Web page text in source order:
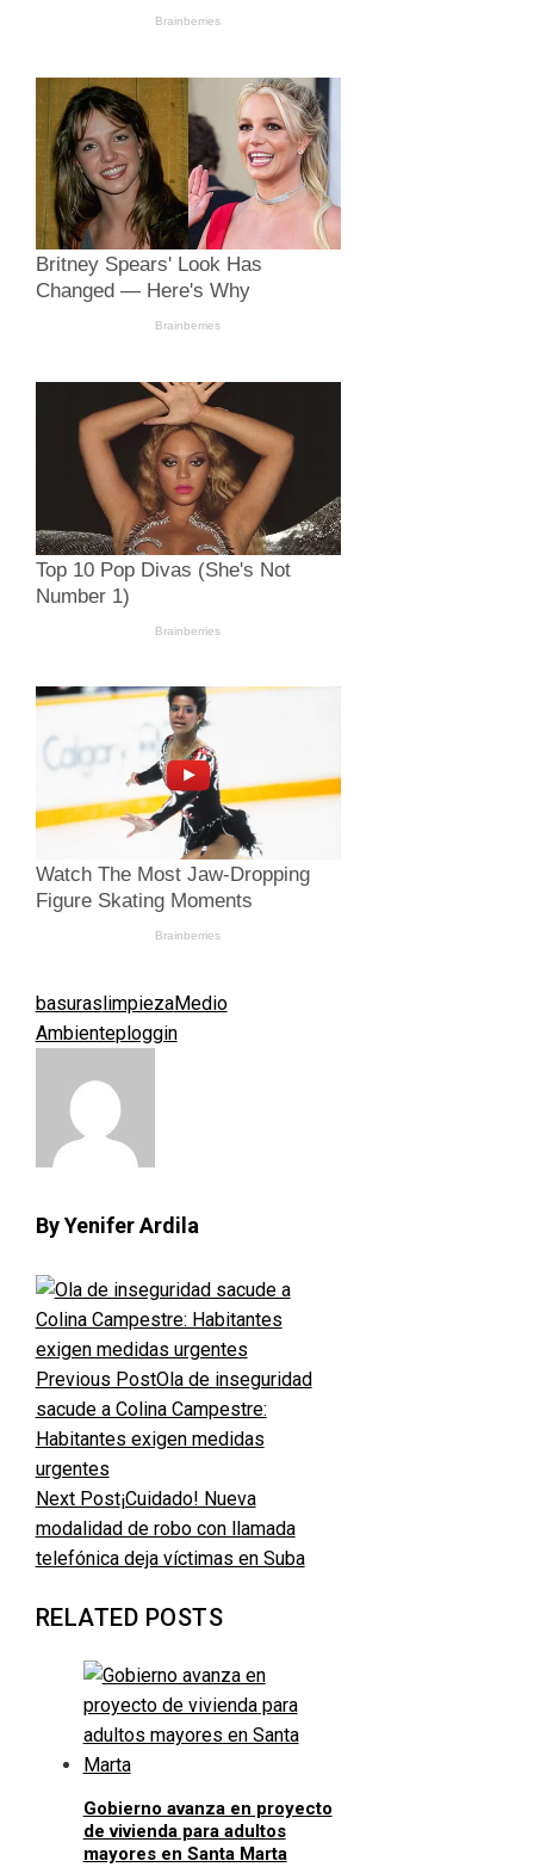
basuraslimpiezaMedio
Ambienteploggin
By Yenifer Ardila
Previous PostOla de inseguridad
sacude a Colina Campestre:
Habitantes exigen medidas
urgentes
Next Post¡Cuidado! Nueva
modalidad de robo con llamada
telefónica deja víctimas en Suba
RELATED POSTS
Gobierno avanza en proyecto
de vivienda para adultos
mayores en Santa Marta